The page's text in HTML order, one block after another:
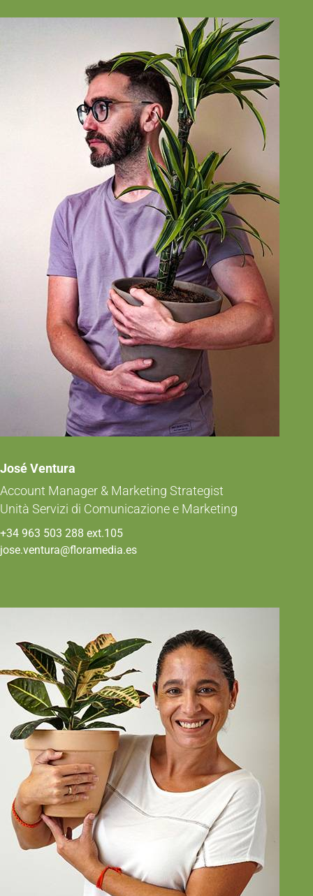
José Ventura
Account Manager & Marketing Strategist
Unità Servizi di Comunicazione e Marketing
+34 963 503 288 ext.105
jose.ventura@floramedia.es